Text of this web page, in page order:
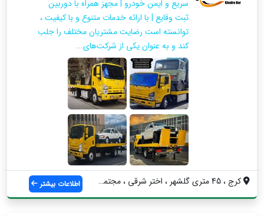
سریع و ایمن خودرو | مجهز همراه با دوربین
ثبت وقایع | با ارائه خدمات متنوع و با کیفیت ،
توانسته است رضایت مشتریان مختلف را جلب
کند و به عنوان یکی از شرکت‌های...
کرج ، 45 متری گلشهر ، اختر شرقی ، مجتمع ... اطلاعات بیشتر